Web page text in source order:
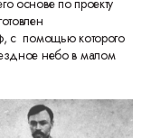
основе по проекту
с помощью которого
небо в малом